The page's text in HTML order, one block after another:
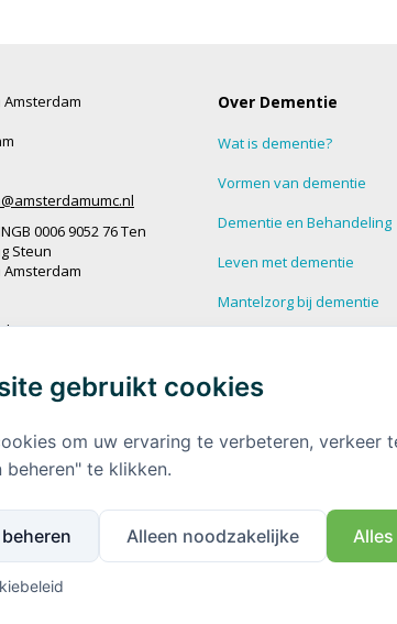
0006 9052 76 Ten
Steun
UMC
blijven
Over Dementie
Wat is dementie?
Vormen van dementie
Dementie en Behandeling
Leven met dementie
Mantelzorg bij dementie
Meer informatie over
gebruikt cookies
om uw ervaring te verbeteren, verkeer
beheren" te klikken.
Alleen noodzakelijke